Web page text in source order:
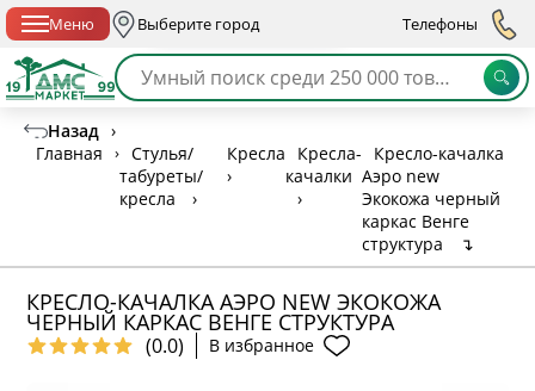
Меню Выберите город Телефоны
Назад ›
Главная
› Стулья/
табуреты/
кресла
›
Кресла
›
Кресла-
качалки
›
Кресло-качалка
Аэро new
Экокожа черный
каркас Венге
структура
↴
КРЕСЛО-КАЧАЛКА АЭРО NEW ЭКОКОЖА
ЧЕРНЫЙ КАРКАС ВЕНГЕ СТРУКТУРА
(0.0) В избранное